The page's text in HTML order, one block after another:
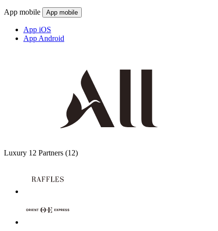
App mobile App mobile
App iOS
App Android
Luxury 12 Partners (12)